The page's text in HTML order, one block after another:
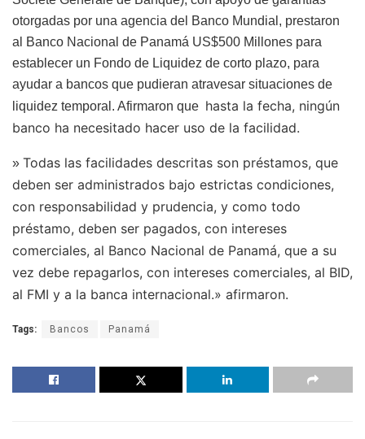
otorgadas por una agencia del Banco Mundial, prestaron
al Banco Nacional de Panamá US$500 Millones para
establecer un Fondo de Liquidez de corto plazo, para
ayudar a bancos que pudieran atravesar situaciones de
liquidez temporal. Afirmaron que hasta la fecha, ningún
banco ha necesitado hacer uso de la facilidad.
» Todas las facilidades descritas son préstamos, que
deben ser administrados bajo estrictas condiciones,
con responsabilidad y prudencia, y como todo
préstamo, deben ser pagados, con intereses
comerciales, al Banco Nacional de Panamá, que a su
vez debe repagarlos, con intereses comerciales, al BID,
al FMI y a la banca internacional.» afirmaron.
Tags: Bancos Panamá